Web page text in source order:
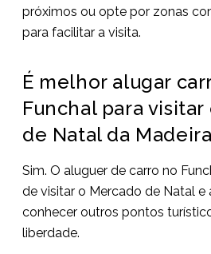
próximos ou opte por zonas
para facilitar a visita.
É melhor alugar
Funchal para
de Natal da
Sim. O aluguer de carro no
de visitar o Mercado de Natal e
conhecer outros pontos
liberdade.